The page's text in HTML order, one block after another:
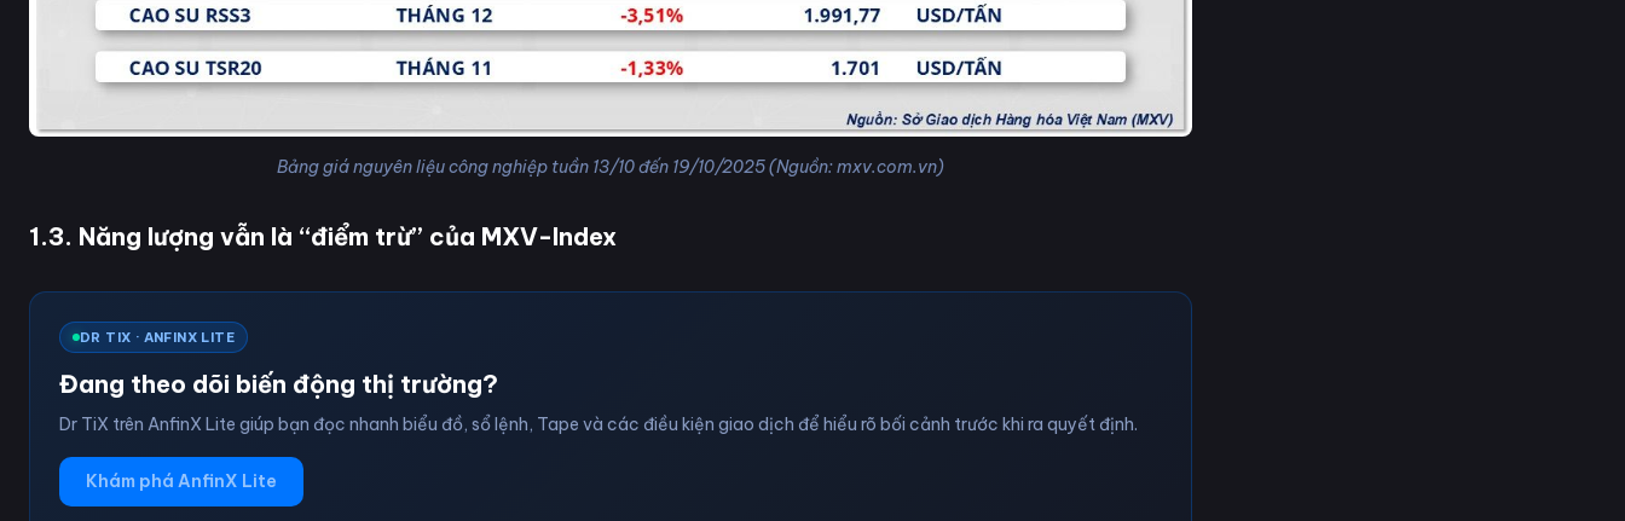
Bảng giá nguyên liệu công nghiệp tuần 13/10 đến 19/10/2025 (Nguồn: mxv.com.vn)
1.3. Năng lượng vẫn là “điểm trừ” của MXV-Index
DR TIX · ANFINX LITE
Đang theo dõi biến động thị trường?
Dr TiX trên AnfinX Lite giúp bạn đọc nhanh biểu đồ, sổ lệnh, Tape và các điều kiện giao dịch để hiểu rõ bối cảnh trước khi ra quyết định.
Khám phá AnfinX Lite